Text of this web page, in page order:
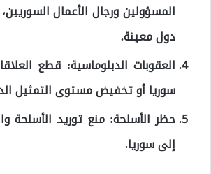
المسؤولين ورجال الأعمال
دول معينة.
العقوبات الدبلوماسية: قطع
سوريا أو تخفيض مستوى التمثيل
حظر الأسلحة: منع توريد الأسلحة
إلى سوريا.